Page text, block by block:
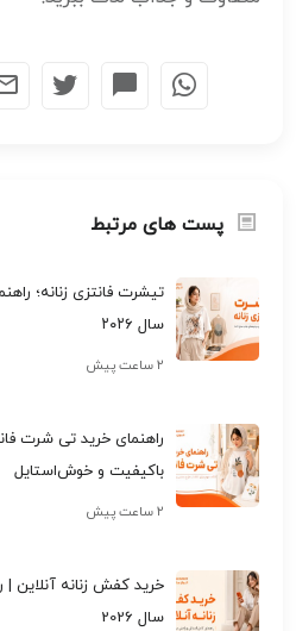
پست های مرتبط
تیشرت فانتزی زنانه؛
سال ۲۰۲۶
۲ ساعت پیش
راهنمای خرید تی شرت
باکیفیت و خوش‌استایل
۲ ساعت پیش
خرید کفش زنانه آنلاین |
سال 2026